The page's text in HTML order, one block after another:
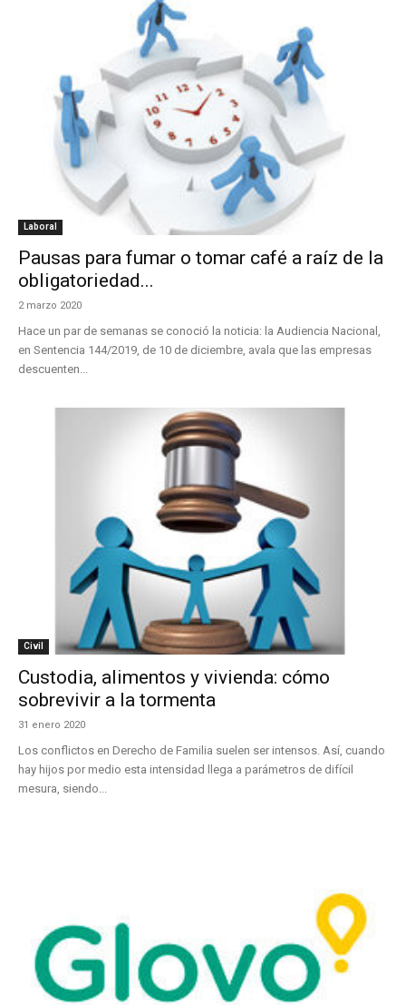
Laboral
Pausas para fumar o tomar café a raíz de la
obligatoriedad...
2 marzo 2020
Hace un par de semanas se conoció la noticia: la Audiencia Nacional,
en Sentencia 144/2019, de 10 de diciembre, avala que las empresas
descuenten...
Civil
Custodia, alimentos y vivienda: cómo
sobrevivir a la tormenta
31 enero 2020
Los conflictos en Derecho de Familia suelen ser intensos. Así, cuando
hay hijos por medio esta intensidad llega a parámetros de difícil
mesura, siendo...